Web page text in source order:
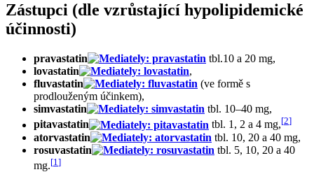
Zástupci (dle vzrůstající hypolipidemické
účinnosti)
pravastatin
tbl.10 a 20 mg,
lovastatin
,
fluvastatin
(ve formě s
prodlouženým účinkem),
simvastatin
tbl. 10–40 mg,
pitavastatin
tbl. 1, 2 a 4 mg,[2]
atorvastatin
tbl. 10, 20 a 40 mg,
rosuvastatin
tbl. 5, 10, 20 a 40
mg.[1 ]